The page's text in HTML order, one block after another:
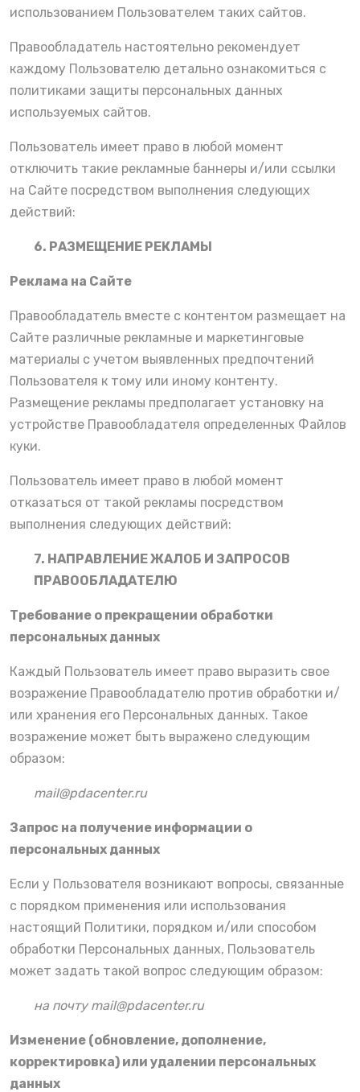
использованием Пользователем таких сайтов.
Правообладатель настоятельно рекомендует
каждому Пользователю детально ознакомиться с
политиками защиты персональных данных
используемых сайтов.
Пользователь имеет право в любой момент
отключить такие рекламные баннеры и/или ссылки
на Сайте посредством выполнения следующих
действий:
6. РАЗМЕЩЕНИЕ РЕКЛАМЫ
Реклама на Сайте
Правообладатель вместе с контентом размещает на
Сайте различные рекламные и маркетинговые
материалы с учетом выявленных предпочтений
Пользователя к тому или иному контенту.
Размещение рекламы предполагает установку на
устройстве Правообладателя определенных Файлов
куки.
Пользователь имеет право в любой момент
отказаться от такой рекламы посредством
выполнения следующих действий:
7. НАПРАВЛЕНИЕ ЖАЛОБ И ЗАПРОСОВ
ПРАВООБЛАДАТЕЛЮ
Требование о прекращении обработки
персональных данных
Каждый Пользователь имеет право выразить свое
возражение Правообладателю против обработки и/
или хранения его Персональных данных. Такое
возражение может быть выражено следующим
образом:
mail@pdacenter.ru
Запрос на получение информации о
персональных данных
Если у Пользователя возникают вопросы, связанные
с порядком применения или использования
настоящий Политики, порядком и/или способом
обработки Персональных данных, Пользователь
может задать такой вопрос следующим образом:
на почту mail@pdacenter.ru
Изменение (обновление, дополнение,
корректировка) или удалении персональных
данных